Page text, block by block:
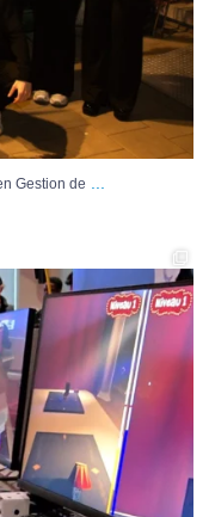
Gestion de ...